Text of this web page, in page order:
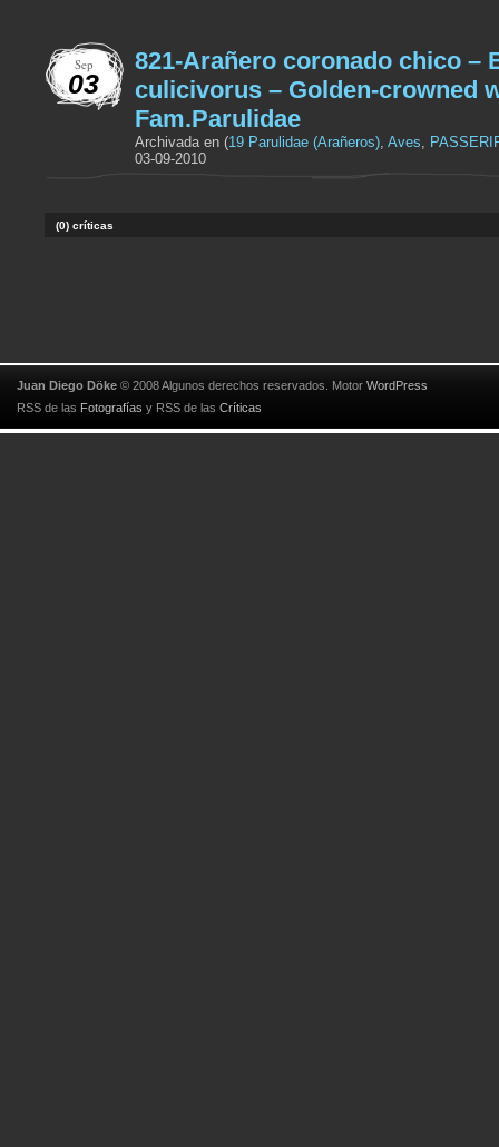
Sep
03
821-Arañero coronado chico –
culicivorus – Golden-crowned
Fam.Parulidae
Archivada en (19 Parulidae (Arañeros), Aves,
03-09-2010
(0) críticas
Juan Diego Döke © 2008 Algunos derechos reservados. Motor WordPress
RSS de las Fotografías y RSS de las Críticas